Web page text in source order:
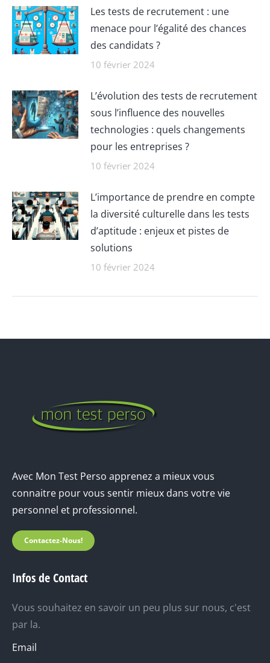
Les tests de recrutement : une
menace pour l’égalité des chances
des candidats ?
10 février 2024
L’évolution des tests de recrutement
sous l’influence des nouvelles
technologies : quels changements
pour les entreprises ?
10 février 2024
L’importance de prendre en compte
la diversité culturelle dans les tests
d’aptitude : enjeux et pistes de
solutions
10 février 2024
Avec Mon Test Perso apprenez a mieux vous
connaitre pour vous sentir mieux dans votre vie
personnel et professionnel.
Contactez-Nous!
Infos de Contact
Vous souhaitez en savoir un peu plus sur nous, c'est
par la.
Email